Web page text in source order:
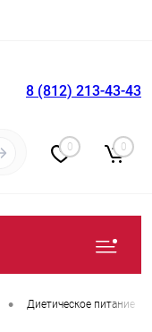
Вход Регистрация
8 (812) 213-43-43
0 0
• Диетическое питание